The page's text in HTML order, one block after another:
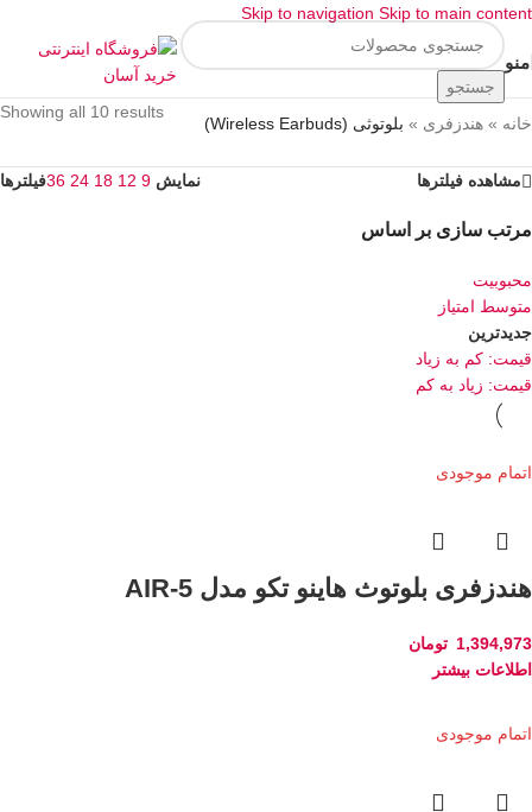
Skip to navigation Skip to main content
منو
جستجو
خانه » هندزفری » بلوتوثی (Wireless Earbuds)
Showing all 10 results
مشاهده فیلترها نمایش 9
12
18
24
36فیلترها
مرتب سازی بر اساس
محبوبیت
متوسط امتیاز
جدیدترین
قیمت: کم به زیاد
قیمت: زیاد به کم
اتمام موجودی
هندزفری بلوتوث هاینو تکو مدل AIR-5
1,394,973 تومان
اطلاعات بیشتر
اتمام موجودی